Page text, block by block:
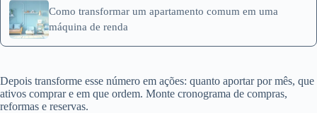
Como transformar um apartamento comum em uma
máquina de renda
Depois transforme esse número em ações: quanto aportar por mês, que
ativos comprar e em que ordem. Monte cronograma de compras,
reformas e reservas.